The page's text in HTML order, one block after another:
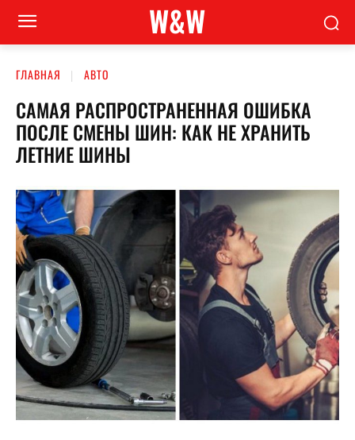
W&W
ГЛАВНАЯ АВТО
САМАЯ РАСПРОСТРАНЕННАЯ ОШИБКА
ПОСЛЕ СМЕНЫ ШИН: КАК НЕ ХРАНИТЬ
ЛЕТНИЕ ШИНЫ